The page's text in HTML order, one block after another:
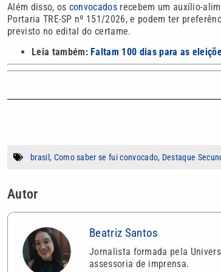
Além disso, os convocados recebem um auxílio-
Portaria TRE-SP nº 151/2026, e podem ter
previsto no edital do certame.
Leia também:Faltam 100 dias para as
brasil , Como saber se fui convocado, Destaque
Autor
Beatriz Santos
Jornalista formada pela
assessoria de imprensa.